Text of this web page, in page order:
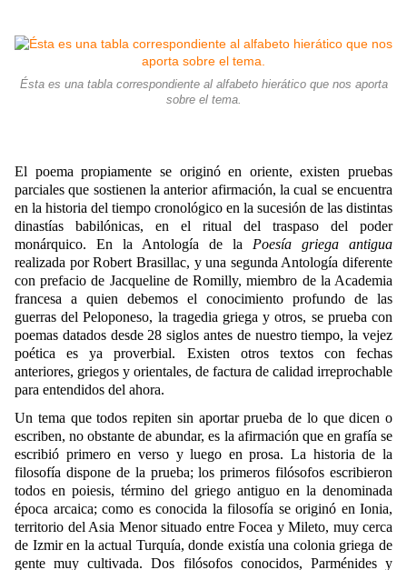
Ésta es una tabla correspondiente al alfabeto hierático que nos aporta
sobre el tema.
El poema propiamente se originó en oriente, existen pruebas
parciales que sostienen la anterior afirmación, la cual se encuentra
en la historia del tiempo cronológico en la sucesión de las distintas
dinastías babilónicas, en el ritual del traspaso del poder
monárquico. En la Antología de la Poesía griega antigua
realizada por Robert Brasillac, y una segunda Antología diferente
con prefacio de Jacqueline de Romilly, miembro de la Academia
francesa a quien debemos el conocimiento profundo de las
guerras del Peloponeso, la tragedia griega y otros, se prueba con
poemas datados desde 28 siglos antes de nuestro tiempo, la vejez
poética es ya proverbial. Existen otros textos con fechas
anteriores, griegos y orientales, de factura de calidad irreprochable
para entendidos del ahora.
Un tema que todos repiten sin aportar prueba de lo que dicen o
escriben, no obstante de abundar, es la afirmación que en grafía se
escribió primero en verso y luego en prosa. La historia de la
filosofía dispone de la prueba; los primeros filósofos escribieron
todos en poiesis, término del griego antiguo en la denominada
época arcaica; como es conocida la filosofía se originó en Ionia,
territorio del Asia Menor situado entre Focea y Mileto, muy cerca
de Izmir en la actual Turquía, donde existía una colonia griega de
gente muy cultivada. Dos filósofos conocidos, Parménides y